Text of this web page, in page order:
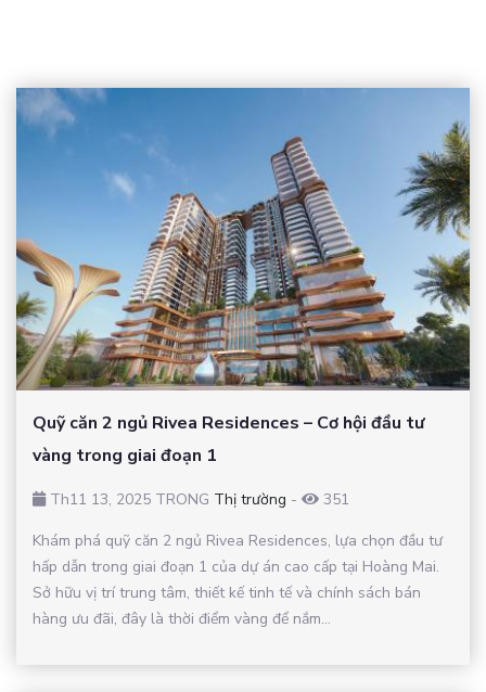
Quỹ căn 2 ngủ Rivea Residences – Cơ hội đầu tư
vàng trong giai đoạn 1
Th11 13, 2025 TRONG Thị trường -
351
Khám phá quỹ căn 2 ngủ Rivea Residences, lựa chọn đầu tư
hấp dẫn trong giai đoạn 1 của dự án cao cấp tại Hoàng Mai.
Sở hữu vị trí trung tâm, thiết kế tinh tế và chính sách bán
hàng ưu đãi, đây là thời điểm vàng để nắm...